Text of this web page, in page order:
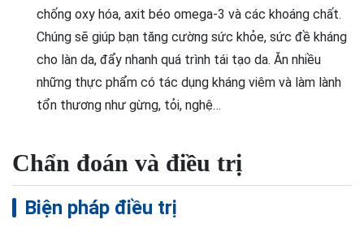
chống oxy hóa, axit béo omega-3 và các khoáng chất.
Chúng sẽ giúp bạn tăng cường sức khỏe, sức đề kháng
cho làn da, đẩy nhanh quá trình tái tạo da. Ăn nhiều
những thực phẩm có tác dụng kháng viêm và làm lành
tổn thương như gừng, tỏi, nghệ…
Chẩn đoán và điều trị
Biện pháp điều trị